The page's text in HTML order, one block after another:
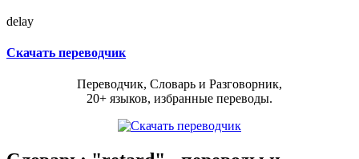
delay
Скачать переводчик
Переводчик, Словарь и Разговорник,
20+ языков, избранные переводы.